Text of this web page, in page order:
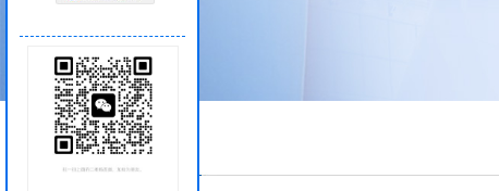
产品展厅